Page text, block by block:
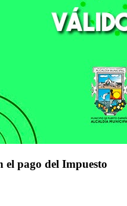
el pago del Impuesto